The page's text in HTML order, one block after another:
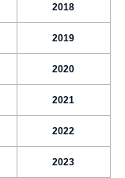
2018
2019
2020
2021
2022
2023